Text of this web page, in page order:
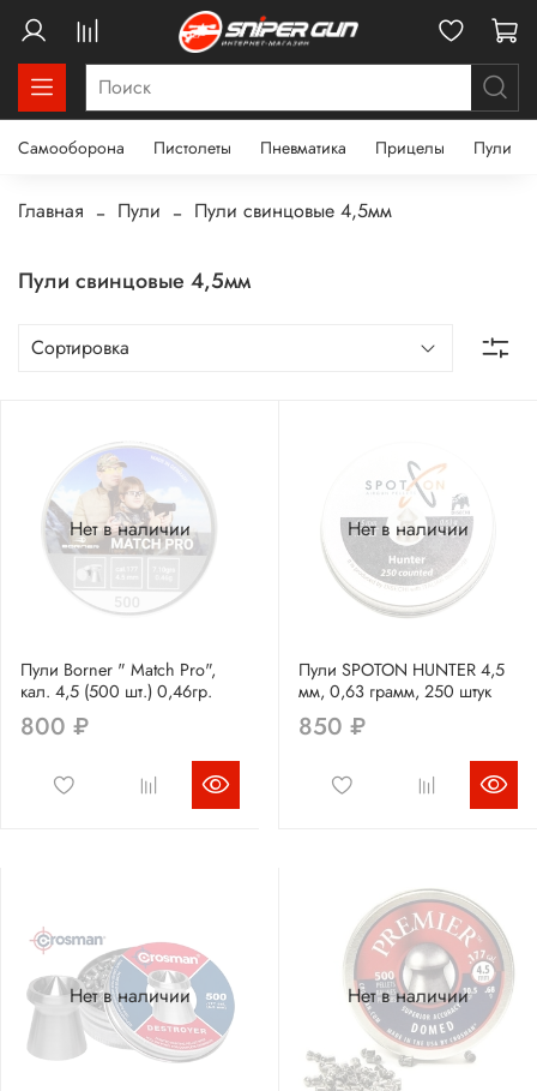
Самооборона Пистолеты Пневматика Прицелы Пули
Главная Пули Пули свинцовые 4,5мм
Пули свинцовые 4,5мм
Нет в наличии
Пули Borner " Match Pro",
кал. 4,5 (500 шт.) 0,46гр.
800 ₽
Нет в наличии
Пули SPOTON HUNTER 4,5
мм, 0,63 грамм, 250 штук
850 ₽
Нет в наличии Нет в наличии